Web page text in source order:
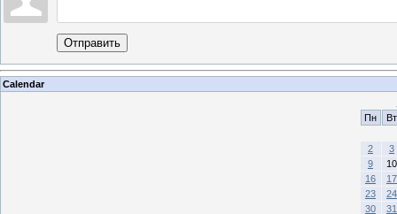
Отправить
Calendar
Пн
Вт
2
3
9
10
16
17
23
24
30
31